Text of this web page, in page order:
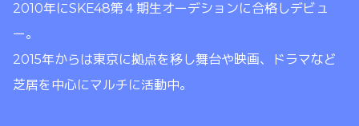
2010年にSKE48第４期生オーデションに合格しデビュ
ー。
2015年からは東京に拠点を移し舞台や映画、ドラマなど
芝居を中心にマルチに活動中。